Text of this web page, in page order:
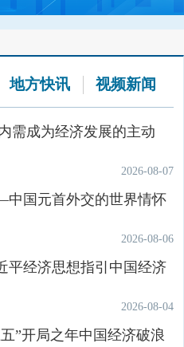
月全国空气质量预报会
更多
2026-07-14
院办公厅印发《关于用
责事项清单的具体措
中国共产党发展党员工
办公厅印发《美丽中国
测实时数据发布系统
监测数据发布
空气质量预报
理 核与辐射安全监管
生态环境执法
先”风采录
2026-07-17
立和践行正确政绩观学
习中心组集体学习
秀共产党员、优秀党务
织的决定
表彰大会发言摘登
2026-07-03
地方快讯 视频新闻
需成为经济发展的主动
2026-08-07
国元首外交的世界情怀
2026-08-06
经济思想指引中国经济
2026-08-04
”开局之年中国经济破浪